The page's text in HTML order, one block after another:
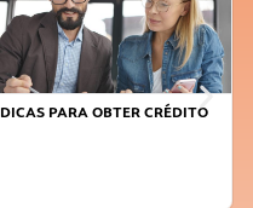
DICAS PARA OBTER CRÉDITO